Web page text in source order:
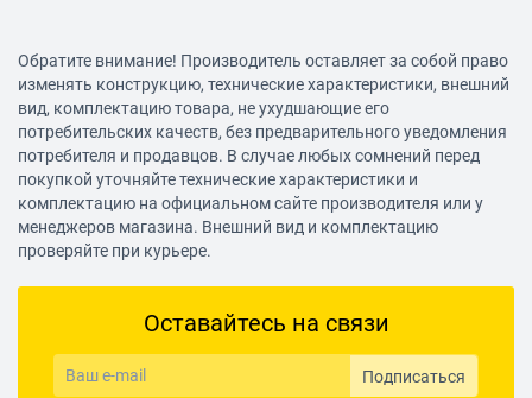
Обратите внимание! Производитель оставляет за собой право
изменять конструкцию, технические характеристики, внешний
вид, комплектацию товара, не ухудшающие его
потребительских качеств, без предварительного уведомления
потребителя и продавцов. В случае любых сомнений перед
покупкой уточняйте технические характеристики и
комплектацию на официальном сайте производителя или у
менеджеров магазина. Внешний вид и комплектацию
проверяйте при курьере.
Оставайтесь на связи
Подписаться